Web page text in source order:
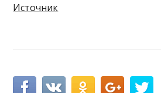
Источник